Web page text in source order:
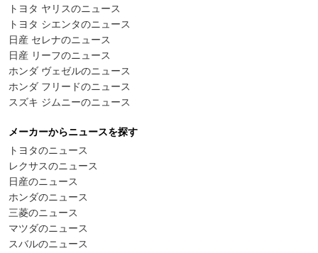
トヨタ ヤリスのニュース
トヨタ シエンタのニュース
日産 セレナのニュース
日産 リーフのニュース
ホンダ ヴェゼルのニュース
ホンダ フリードのニュース
スズキ ジムニーのニュース
メーカーからニュースを探す
トヨタのニュース
レクサスのニュース
日産のニュース
ホンダのニュース
三菱のニュース
マツダのニュース
スバルのニュース